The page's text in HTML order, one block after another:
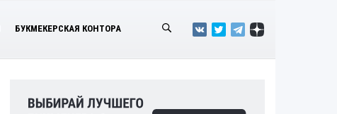
БУКМЕКЕРСКАЯ КОНТОРА